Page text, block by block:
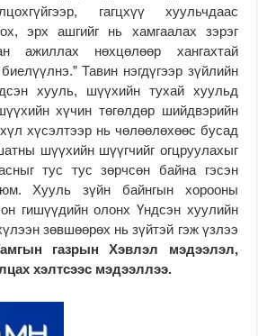
гагцхүү хуульчдаас
эрх ашгийг нь хамгаалах зэрэг
ажиллах нөхцөлөөр хангахтай
Тавин нэгдүгээр зүйлийн
хууль, шүүхийн тухай хуульд
хүчин төгөлдөр шийдвэрийн
хүсэлтээр нь чөлөөлөхөөс бусад
шүүхийн шүүгчийг огцруулахыг
тус тус зөрчсөн байна гэсэн
юм. Хууль зүйн байнгын хорооны
гишүүдийн олонх Үндсэн хуулийн
зөвшөөрөх нь зүйтэй гэж үзлээ
газрын Хэвлэл мэдээлэл,
хэлтсээс мэдээллээ.